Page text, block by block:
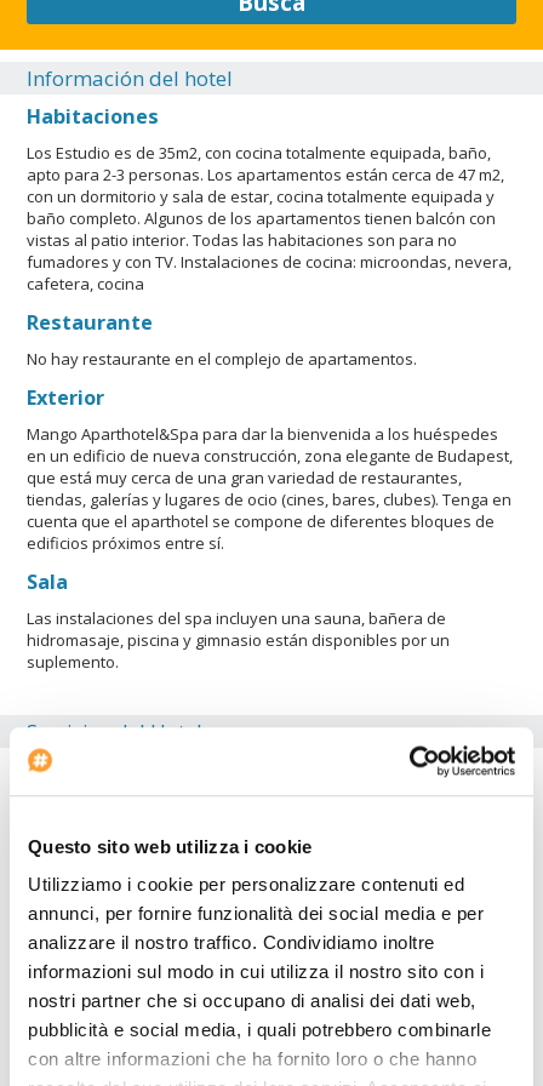
Questo sito web utilizza i cookie
Utilizziamo i cookie per personalizzare contenuti ed
annunci, per fornire funzionalità dei social media e per
analizzare il nostro traffico. Condividiamo inoltre
informazioni sul modo in cui utilizza il nostro sito con i
nostri partner che si occupano di analisi dei dati web,
pubblicità e social media, i quali potrebbero combinarle
con altre informazioni che ha fornito loro o che hanno
Información del hotel
Habitaciones
Los Estudio es de 35m2, con cocina totalmente equipada, baño,
apto para 2-3 personas. Los apartamentos están cerca de 47 m2,
con un dormitorio y sala de estar, cocina totalmente equipada y
baño completo. Algunos de los apartamentos tienen balcón con
vistas al patio interior. Todas las habitaciones son para no
fumadores y con TV. Instalaciones de cocina: microondas, nevera,
cafetera, cocina
Restaurante
No hay restaurante en el complejo de apartamentos.
Exterior
Mango Aparthotel&Spa para dar la bienvenida a los huéspedes
en un edificio de nueva construcción, zona elegante de Budapest,
que está muy cerca de una gran variedad de restaurantes,
tiendas, galerías y lugares de ocio (cines, bares, clubes). Tenga en
cuenta que el aparthotel se compone de diferentes bloques de
edificios próximos entre sí.
Sala
Las instalaciones del spa incluyen una sauna, bañera de
hidromasaje, piscina y gimnasio están disponibles por un
suplemento.
Servicios del Hotel
Voltaje: 220
Habitaciones para no fumadores
ElMango Aparthotel And Spaes ideal para los viajeros que
utilizan el coche. Dentro del Mango Aparthotel And Spa hay una
agencia de viajes para los huéspedes. El Mango Aparthotel And
Spa está adaptado para minusválidos. La propiedad está
totalmente equipada con una sala de conferencias. El hotel
ofrece una piscina climatizada. El alojamiento es un vivienda
adecuada para los amantes de las compras. El hotel ofrece pistas